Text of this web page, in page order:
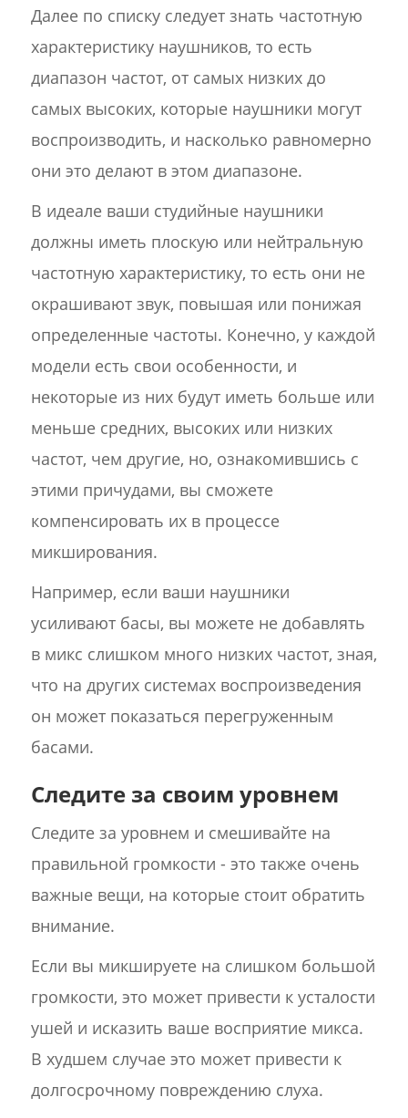
Далее по списку следует знать частотную
характеристику наушников, то есть
диапазон частот, от самых низких до
самых высоких, которые наушники могут
воспроизводить, и насколько равномерно
они это делают в этом диапазоне.
В идеале ваши студийные наушники
должны иметь плоскую или нейтральную
частотную характеристику, то есть они не
окрашивают звук, повышая или понижая
определенные частоты. Конечно, у каждой
модели есть свои особенности, и
некоторые из них будут иметь больше или
меньше средних, высоких или низких
частот, чем другие, но, ознакомившись с
этими причудами, вы сможете
компенсировать их в процессе
микширования.
Например, если ваши наушники
усиливают басы, вы можете не добавлять
в микс слишком много низких частот, зная,
что на других системах воспроизведения
он может показаться перегруженным
басами.
Следите за своим уровнем
Следите за уровнем и смешивайте на
правильной громкости - это также очень
важные вещи, на которые стоит обратить
внимание.
Если вы микшируете на слишком большой
громкости, это может привести к усталости
ушей и исказить ваше восприятие микса.
В худшем случае это может привести к
долгосрочному повреждению слуха.